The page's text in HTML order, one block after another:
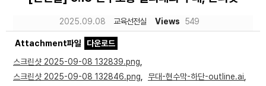
2025.09.08 교육선전실 Views 549
Attachment파일
다운로드
스크린샷 2025-09-08 132839.png
스크린샷 2025-09-08 132846.png
무대-현수막-하단-outline.ai
문서자료
이미지자료